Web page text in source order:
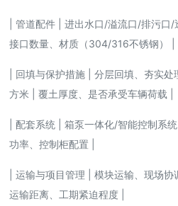
| 管道配件 | 进出水口/溢流口/排污口
接口数量、材质（304/316不锈钢） |
| 回填与保护措施 | 分层回填、夯实
方米 | 覆土厚度、是否承受车辆荷载 |
| 配套系统 | 箱泵一体化/智能控制系
功率、控制柜配置 |
| 运输与项目管理 | 模块运输、现场
运输距离、工期紧迫程度 |